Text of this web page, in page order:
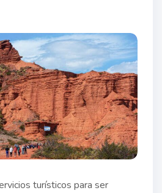
turísticos para ser